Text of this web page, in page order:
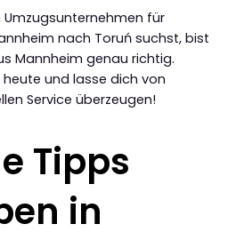
für
nach Toruń suchst, bist
Mannheim genau richtig.
und lasse dich von
Service überzeugen!
Tipps
in